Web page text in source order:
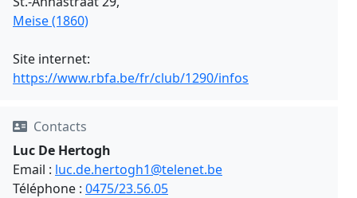
Meise (1860)
Site internet:
https://www.rbfa.be/fr/club/1290/infos
Contacts
Luc De Hertogh
Email : luc.de.hertogh1@telenet.be
Téléphone : 0475/23.56.05